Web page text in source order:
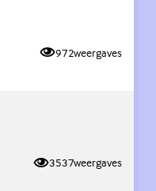
972weergaves
3537weergaves